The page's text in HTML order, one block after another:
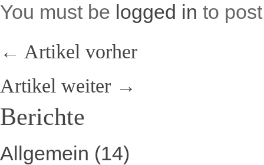
You must be logged in to
← Artikel vorher
Artikel weiter →
Berichte
Allgemein (14)